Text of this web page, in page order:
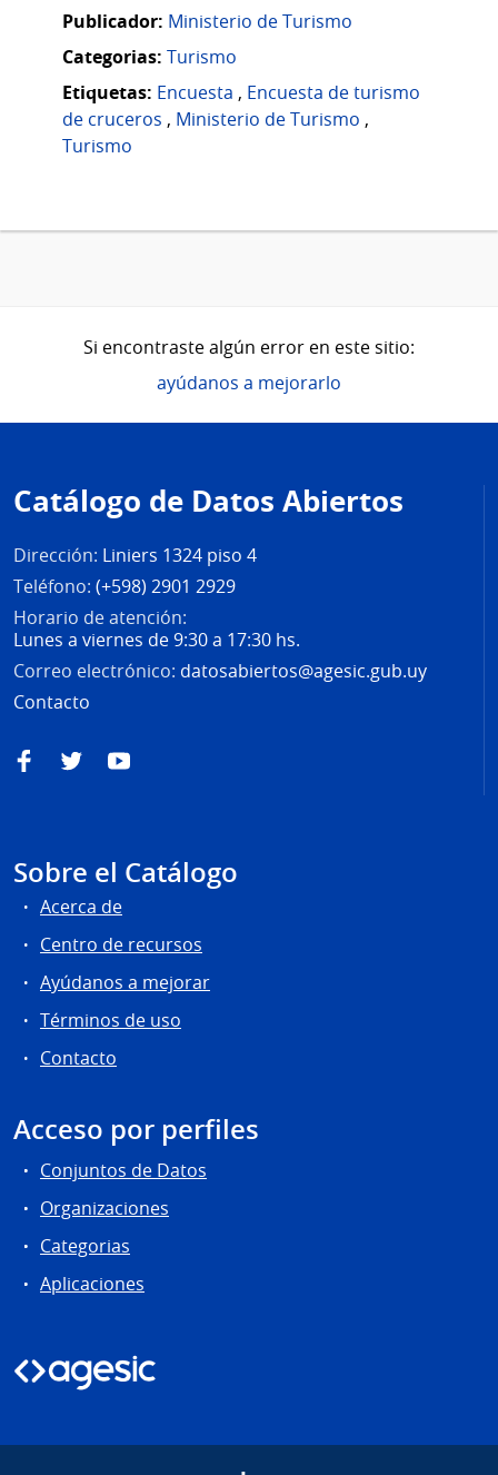
Publicador: Ministerio de Turismo
Categorias: Turismo
Etiquetas: Encuesta , Encuesta de turismo
de cruceros , Ministerio de Turismo ,
Turismo
Si encontraste algún error en este sitio:
ayúdanos a mejorarlo
de
página
Catálogo de Datos Abiertos
Dirección: Liniers 1324 piso 4
Teléfono: (+598) 2901 2929
Horario de atención:
Lunes a viernes de 9:30 a 17:30 hs.
Correo electrónico: datosabiertos@agesic.gub.uy
Contacto
FacebookTwitterYouTube
Sobre el Catálogo
Acerca de
Centro de recursos
Ayúdanos a mejorar
Términos de uso
Contacto
Acceso por perfiles
Conjuntos de Datos
Organizaciones
Categorias
Aplicaciones